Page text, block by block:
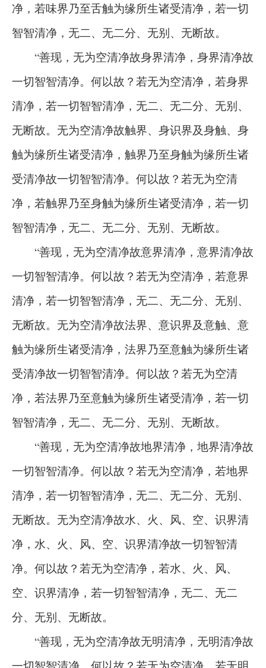
净，若味界乃至舌触为缘所生诸受清净，若一切
智智清净，无二、无二分、无别、无断故。
“善现，无为空清净故身界清净，身界清净故
一切智智清净。何以故？若无为空清净，若身界
清净，若一切智智清净，无二、无二分、无别、
无断故。无为空清净故触界、身识界及身触、身
触为缘所生诸受清净，触界乃至身触为缘所生诸
受清净故一切智智清净。何以故？若无为空清
净，若触界乃至身触为缘所生诸受清净，若一切
智智清净，无二、无二分、无别、无断故。
“善现，无为空清净故意界清净，意界清净故
一切智智清净。何以故？若无为空清净，若意界
清净，若一切智智清净，无二、无二分、无别、
无断故。无为空清净故法界、意识界及意触、意
触为缘所生诸受清净，法界乃至意触为缘所生诸
受清净故一切智智清净。何以故？若无为空清
净，若法界乃至意触为缘所生诸受清净，若一切
智智清净，无二、无二分、无别、无断故。
“善现，无为空清净故地界清净，地界清净故
一切智智清净。何以故？若无为空清净，若地界
清净，若一切智智清净，无二、无二分、无别、
无断故。无为空清净故水、火、风、空、识界清
净，水、火、风、空、识界清净故一切智智清
净。何以故？若无为空清净，若水、火、风、
空、识界清净，若一切智智清净，无二、无二
分、无别、无断故。
“善现，无为空清净故无明清净，无明清净故